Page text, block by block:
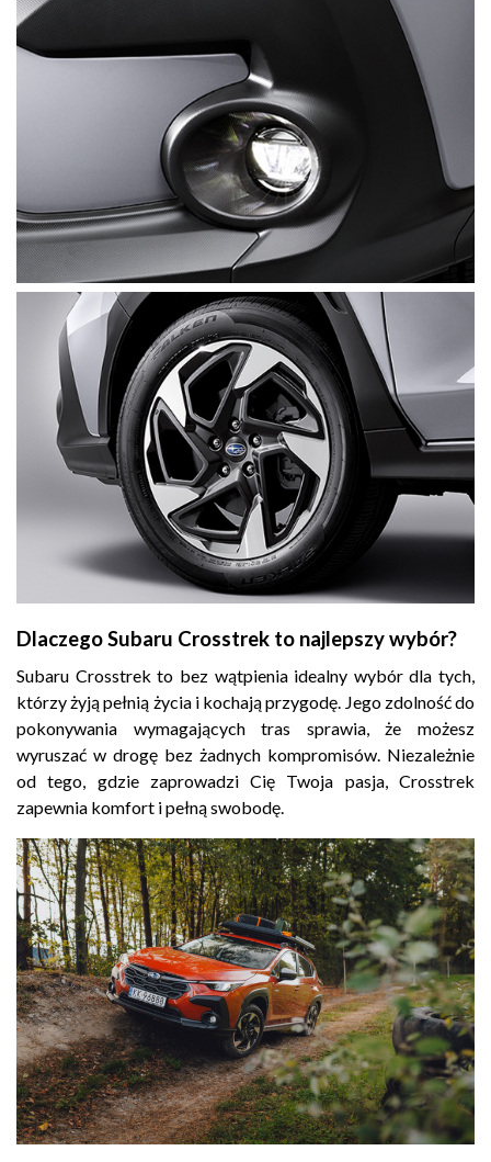
Dlaczego Subaru Crosstrek to najlepszy wybór?
Subaru Crosstrek to bez wątpienia idealny wybór dla tych,
którzy żyją pełnią życia i kochają przygodę. Jego zdolność do
pokonywania wymagających tras sprawia, że możesz
wyruszać w drogę bez żadnych kompromisów. Niezależnie
od tego, gdzie zaprowadzi Cię Twoja pasja, Crosstrek
zapewnia komfort i pełną swobodę.